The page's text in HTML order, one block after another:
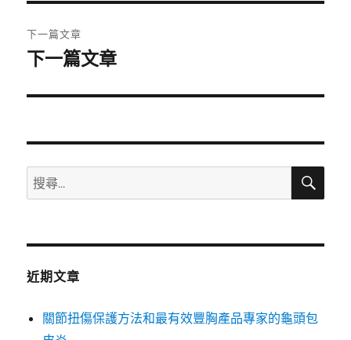
覽
篇
文
章:
下一篇文章
下
篇
章:
下一篇文章
搜
尋
鍵
搜
近期文章
關節扭傷保護方法和最有效豐胸產品專家的龜頭包